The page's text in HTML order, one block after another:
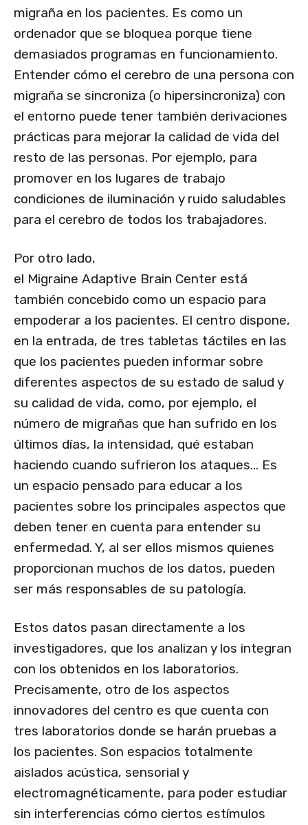
migraña en los pacientes. Es como un
ordenador que se bloquea porque tiene
demasiados programas en funcionamiento.
Entender cómo el cerebro de una persona con
migraña se sincroniza (o hipersincroniza) con
el entorno puede tener también derivaciones
prácticas para mejorar la calidad de vida del
resto de las personas. Por ejemplo, para
promover en los lugares de trabajo
condiciones de iluminación y ruido saludables
para el cerebro de todos los trabajadores.
Por otro lado,
el Migraine Adaptive Brain Center está
también concebido como un espacio para
empoderar a los pacientes. El centro dispone,
en la entrada, de tres tabletas táctiles en las
que los pacientes pueden informar sobre
diferentes aspectos de su estado de salud y
su calidad de vida, como, por ejemplo, el
número de migrañas que han sufrido en los
últimos días, la intensidad, qué estaban
haciendo cuando sufrieron los ataques… Es
un espacio pensado para educar a los
pacientes sobre los principales aspectos que
deben tener en cuenta para entender su
enfermedad. Y, al ser ellos mismos quienes
proporcionan muchos de los datos, pueden
ser más responsables de su patología.
Estos datos pasan directamente a los
investigadores, que los analizan y los integran
con los obtenidos en los laboratorios.
Precisamente, otro de los aspectos
innovadores del centro es que cuenta con
tres laboratorios donde se harán pruebas a
los pacientes. Son espacios totalmente
aislados acústica, sensorial y
electromagnéticamente, para poder estudiar
sin interferencias cómo ciertos estímulos